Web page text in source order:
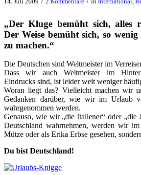
„Der Kluge bemüht sich, alles
Der Weise bemüht sich, so
zu machen.“
Die Deutschen sind Weltmeister im
Dass wir auch Weltmeister im
Eindrucks sind, ist leider weit weniger
Woran liegt das? Vielleicht machen wir
Gedanken darüber, wie wir im Urlaub
wahrgenommen werden.
Genauso, wie wir „die Italiener“ oder „die
Deutschland wahrnehmen, werden wir
Mütze oder als Erika Erbse gesehen,
Du bist Deutschland!